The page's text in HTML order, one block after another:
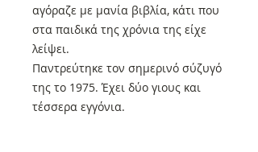
αγόραζε με μανία βιβλία, κάτι που
στα παιδικά της χρόνια της είχε
λείψει.
Παντρεύτηκε τον σημερινό σύζυγό
της το 1975. Έχει δύο γιους και
τέσσερα εγγόνια.